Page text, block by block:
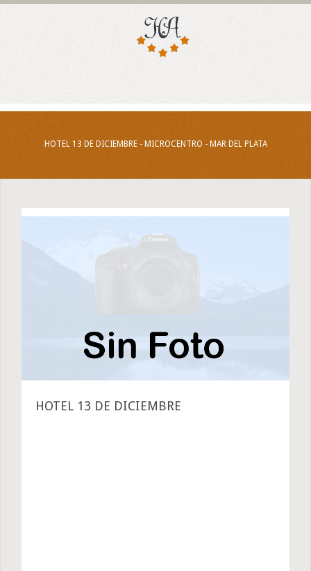
HOTEL 13 DE DICIEMBRE - MICROCENTRO - MAR DEL PLATA
HOTEL 13 DE DICIEMBRE